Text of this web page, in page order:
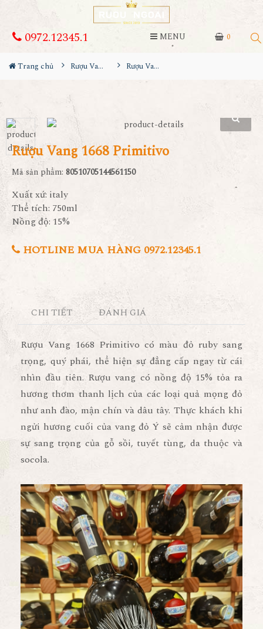
0
0972.12345.1 MENU
Trang chủ Rượu Vang Rượu Vang 1668 Primitivo
Rượu Vang 1668 Primitivo
Mã sản phẩm: 80510705144561150
Xuất xứ: italy
Thể tích: 750ml
Nồng độ: 15%
HOTLINE MUA HÀNG 0972.12345.1
CHI TIẾT ĐÁNH GIÁ
Rượu Vang 1668 Primitivo có màu đỏ ruby sang
trọng, quý phái, thể hiện sự đẳng cấp ngay từ cái
nhìn đầu tiên. Rượu vang có nồng độ 15% tỏa ra
hương thơm thanh lịch của các loại quả mọng đỏ
như anh đào, mận chín và dâu tây. Thực khách khi
ngửi hương cuối của vang đỏ Ý sẽ cảm nhận được
sự sang trọng của gỗ sồi, tuyết tùng, da thuộc và
socola.